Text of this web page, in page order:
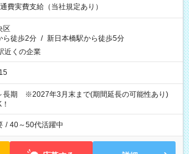
費実費支給（当社規定あり）
区
ら徒歩2分 / 新日本橋駅から徒歩5分
近くの企業
長期 ※2027年3月末まで(期間延長の可能性あり)
/ 40～50代活躍中